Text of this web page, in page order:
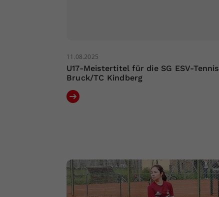
11.08.2025
U17-Meistertitel für die SG ESV-Tennis
Bruck/TC Kindberg